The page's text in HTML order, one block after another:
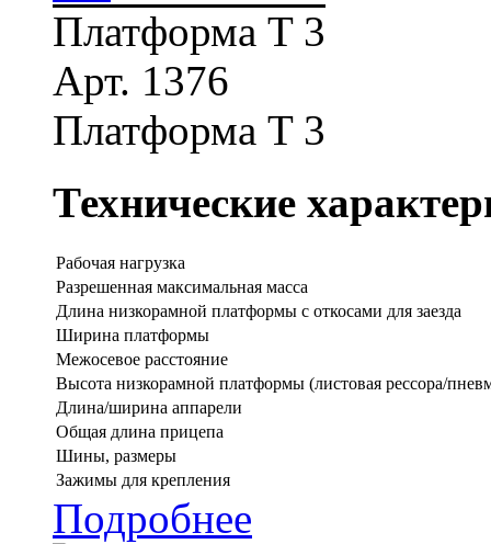
Платформа T 3
Арт. 1376
Платформа T 3
Технические
Рабочая нагрузка
Разрешенная максимальная масса
Длина низкорамной платформы с откосами для заезда
Ширина платформы
Межосевое расстояние
Высота низкорамной платформы (листовая рессора/
Длина/ширина аппарели
Общая длина прицепа
Шины, размеры
Зажимы для крепления
Подробнее